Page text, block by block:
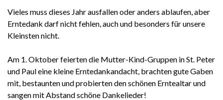
Vieles muss dieses Jahr ausfallen oder anders ablaufen, aber
Erntedank darf nicht fehlen, auch und besonders für unsere
Kleinsten nicht.
Am 1. Oktober feierten die Mutter-Kind-Gruppen in St. Peter
und Paul eine kleine Erntedankandacht, brachten gute Gaben
mit, bestaunten und probierten den schönen Erntealtar und
sangen mit Abstand schöne Dankelieder!